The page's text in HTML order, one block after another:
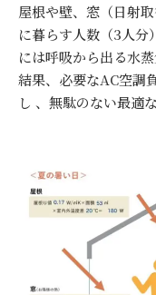
屋根や壁、窓（日射
に暮らす人数（3人分
には呼吸から出る水
結果、必要なAC空調
し 、無駄のない最適